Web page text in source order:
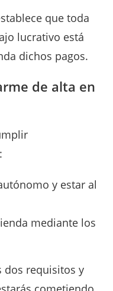
que toda
lucrativo está
dichos pagos.
de alta en
y estar al
mediante los
dos requisitos y